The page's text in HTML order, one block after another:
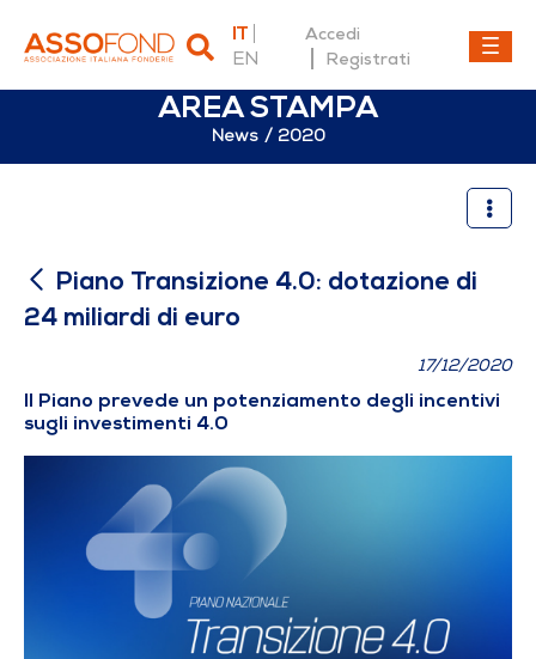
IT
EN
Accedi
Registrati
AREA STAMPA
News 2020
Piano Transizione 4.0:
Piano Transizione 4.0: dotazione di
24 miliardi di euro
17/12/2020
Il Piano prevede un potenziamento degli incentivi
sugli investimenti 4.0